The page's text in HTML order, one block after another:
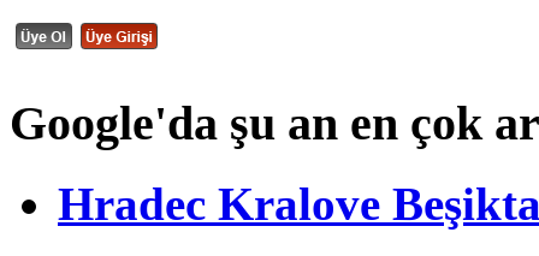
Google'da şu an en çok
Hradec Kralove